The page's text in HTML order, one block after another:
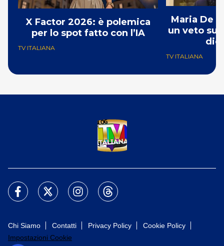
X Factor 2026: è polemica
per lo spot fatto con l’IA
TV ITALIANA
Maria De
un veto su
TV ITALIANA
Chi Siamo Contatti Privacy Policy
Cookie Policy
Impostazioni Cookie